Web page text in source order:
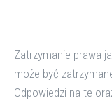
Zatrzymanie prawa
może być
Odpowiedzi na te